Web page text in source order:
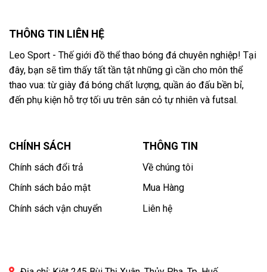
THÔNG TIN LIÊN HỆ
Leo Sport - Thế giới đồ thể thao bóng đá chuyên nghiệp! Tại
đây, bạn sẽ tìm thấy tất tần tật những gì cần cho môn thể
thao vua: từ giày đá bóng chất lượng, quần áo đấu bền bỉ,
đến phụ kiện hỗ trợ tối ưu trên sân cỏ tự nhiên và futsal.
CHÍNH SÁCH
Chính sách đổi trả
Chính sách bảo mật
Chính sách vận chuyển
THÔNG TIN
Về chúng tôi
Mua Hàng
Liên hệ